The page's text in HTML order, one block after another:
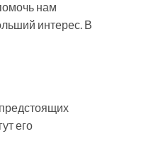
нам
интерес. В
его